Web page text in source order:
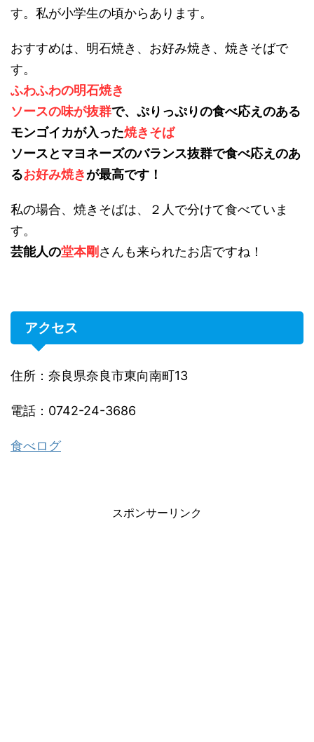
す。私が小学生の頃からあります。
おすすめは、明石焼き、お好み焼き、焼きそばで
す。
ふわふわの明石焼き
ソースの味が抜群で、ぷりっぷりの食べ応えのある
モンゴイカが入った焼きそば
ソースとマヨネーズのバランス抜群で食べ応えのあ
るお好み焼きが最高です！
私の場合、焼きそばは、２人で分けて食べていま
す。
芸能人の堂本剛 さんも来られたお店ですね！
アクセス
住所：奈良県奈良市東向南町13
電話：0742-24-3686
食べログ
スポンサーリンク